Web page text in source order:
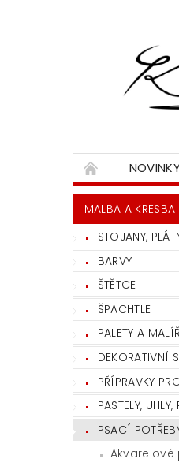
MALBA A KRESBA
STOJANY,
BARVY
ŠTĚTCE
ŠPACHTLE
PALETY A
DEKORATIVNÍ
PŘÍPRAVKY
PASTELY, UHLY,
PSACÍ
Akvarelové